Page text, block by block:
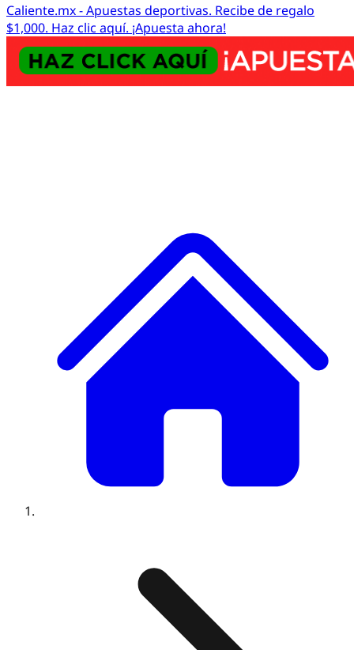
Caliente.mx - Apuestas deportivas. Recibe de regalo
$1,000. Haz clic aquí. ¡Apuesta ahora!